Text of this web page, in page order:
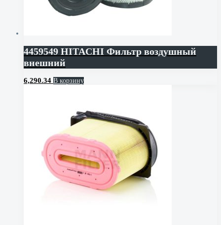
4459549 HITACHI Фильтр воздушный
внешний
6,290.34 В корзину